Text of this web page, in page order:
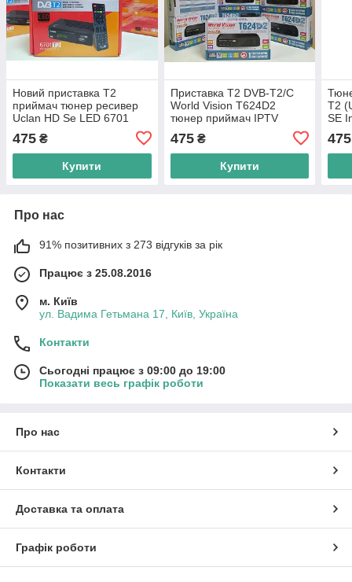
Новий приставка Т2
приймач тюнер ресивер
Uclan HD Se LED 6701
DVB-T2/C YouTube IPTV
MeGoGo Mpeg4 32 канали
475 ₴
Купити
Приставка Т2 DVB-T2/C
World Vision T624D2
тюнер приймач IPTV
YouTube MeGoGo ресивер
декодер 32 канали процес
475₴
Купити
Т2
SE
475
Про нас
91% позитивних з 273 відгуків за рік
Працює з 25.08.2016
м. Київ
ул. Вадима Гетьмана 17, Київ, Україна
Контакти
Сьогодні працює з 09:00 до 19:00
Показати весь графік роботи
Про нас
Контакти
Доставка та оплата
Графік роботи